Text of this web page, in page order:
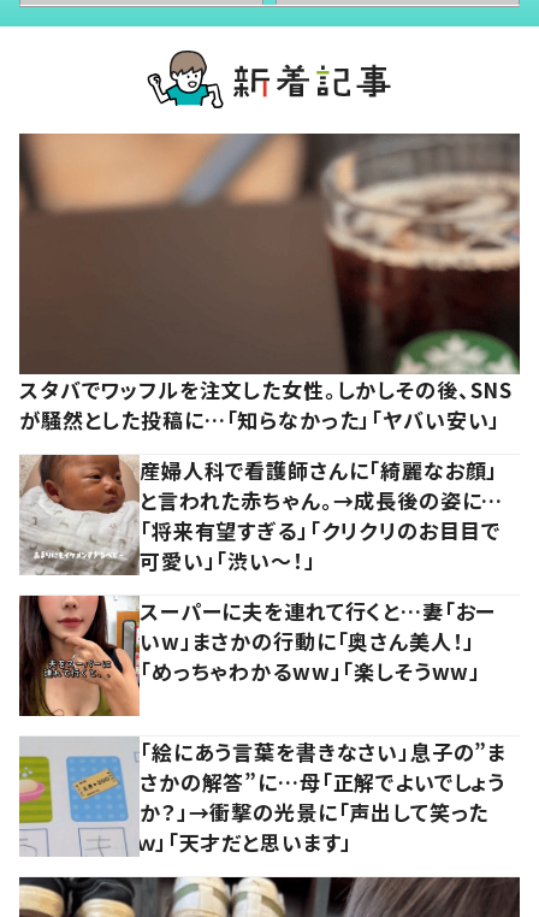
スタバでワッフルを注文した女性。しかしその後、SNS
が騒然とした投稿に…「知らなかった」「ヤバい安い」
産婦人科で看護師さんに「綺麗なお顔」
と言われた赤ちゃん。→成長後の姿に…
「将来有望すぎる」「クリクリのお目目で
可愛い」「渋い～！」
スーパーに夫を連れて行くと…妻「おー
いw」まさかの行動に「奥さん美人！」
「めっちゃわかるww」「楽しそうww」
「絵にあう言葉を書きなさい」息子の”ま
さかの解答”に…母「正解でよいでしょう
か？」→衝撃の光景に「声出して笑った
ｗ」「天才だと思います」